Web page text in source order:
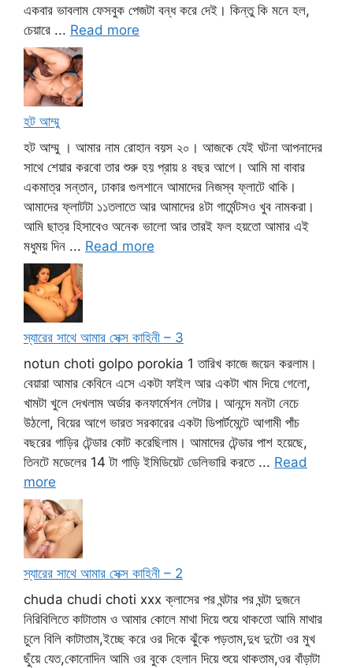
একবার ভাবলাম ফেসবুক পেজটা বন্ধ করে দেই। কিন্তু কি মনে হল,
চেয়ারে ... Read more
হট আম্মু
হট আম্মু । আমার নাম রোহান বয়স ২০। আজকে যেই ঘটনা আপনাদের
সাথে শেয়ার করবো তার শুরু হয় প্রায় ৪ বছর আগে। আমি মা বাবার
একমাত্র সন্তান, ঢাকার গুলশানে আমাদের নিজস্ব ফ্লাটে থাকি।
আমাদের ফ্লাটটা ১১তলাতে আর আমাদের ৪টা গার্মেন্টসও খুব নামকরা।
আমি ছাত্র হিসাবেও অনেক ভালো আর তারই ফল হয়তো আমার এই
মধুময় দিন ... Read more
স্যারের সাথে আমার সেক্স কাহিনী – 3
notun choti golpo porokia 1 তারিখ কাজে জয়েন করলাম।
বেয়ারা আমার কেবিনে এসে একটা ফাইল আর একটা খাম দিয়ে গেলো,
খামটা খুলে দেখলাম অর্ডার কনফার্মেশন লেটার। আনন্দে মনটা নেচে
উঠলো, বিয়ের আগে ভারত সরকারের একটা ডিপার্টমেন্টে আগামী পাঁচ
বছরের গাড়ির টেন্ডার কোট করেছিলাম। আমাদের টেন্ডার পাশ হয়েছে,
তিনটে মডেলের 14 টা গাড়ি ইমিডিয়েট ডেলিভারি করতে ... Read
more
স্যারের সাথে আমার সেক্স কাহিনী – 2
chuda chudi choti xxx ক্লাসের পর ঘন্টার পর ঘন্টা দুজনে
নিরিবিলিতে কাটাতাম ও আমার কোলে মাথা দিয়ে শুয়ে থাকতো আমি মাথার
চুলে বিলি কাটাতাম,ইচ্ছে করে ওর দিকে ঝুঁকে পড়তাম,দুধ দুটো ওর মুখ
ছুঁয়ে যেত,কোনোদিন আমি ওর বুকে হেলান দিয়ে শুয়ে থাকতাম,ওর বাঁড়াটা